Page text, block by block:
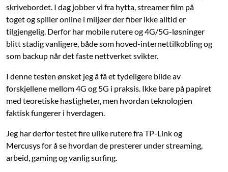
skrivebordet. I dag jobber vi fra hytta, streamer film på
toget og spiller online i miljøer der fiber ikke alltid er
tilgjengelig. Derfor har mobile rutere og 4G/5G-løsninger
blitt stadig vanligere, både som hoved-internettilkobling og
som backup når det faste nettverket svikter.
I denne testen ønsket jeg å få et tydeligere bilde av
forskjellene mellom 4G og 5G i praksis. Ikke bare på papiret
med teoretiske hastigheter, men hvordan teknologien
faktisk fungerer i hverdagen.
Jeg har derfor testet fire ulike rutere fra TP-Link og
Mercusys for å se hvordan de presterer under streaming,
arbeid, gaming og vanlig surfing.